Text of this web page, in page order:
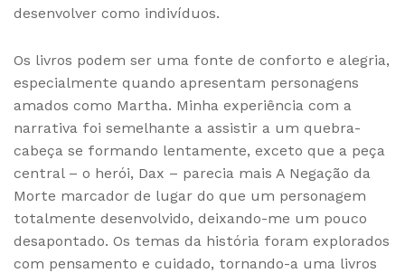
desenvolver como indivíduos.
Os livros podem ser uma fonte de conforto e alegria,
especialmente quando apresentam personagens
amados como Martha. Minha experiência com a
narrativa foi semelhante a assistir a um quebra-
cabeça se formando lentamente, exceto que a peça
central – o herói, Dax – parecia mais A Negação da
Morte marcador de lugar do que um personagem
totalmente desenvolvido, deixando-me um pouco
desapontado. Os temas da história foram explorados
com pensamento e cuidado, tornando-a uma livros